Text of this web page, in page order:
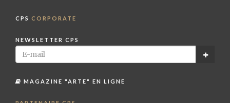
CPS CORPORATE
NEWSLETTER CPS
MAGAZINE "ARTE" EN LIGNE